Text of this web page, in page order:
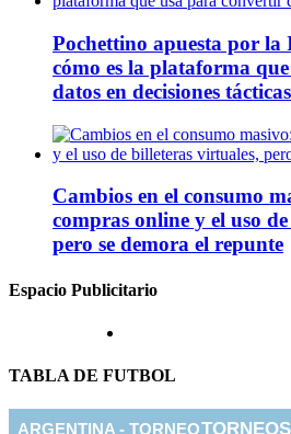
Pochettino apuesta por
cómo es la plataforma
datos en decisiones tácticas
Cambios en el consumo
compras online y el uso
pero se demora el repunte
Espacio Publicitario
TABLA DE FUTBOL